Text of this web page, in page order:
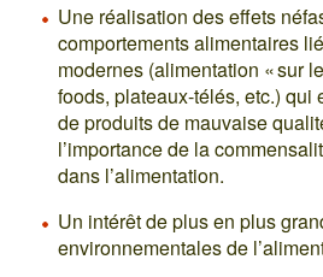
Une réalisation des effets
comportements alimentaires
modernes (alimentation « sur
foods, plateaux-télés, etc.)
de produits de mauvaise
l’importance de la
dans l’alimentation.
Un intérêt de plus en plus
environnementales de